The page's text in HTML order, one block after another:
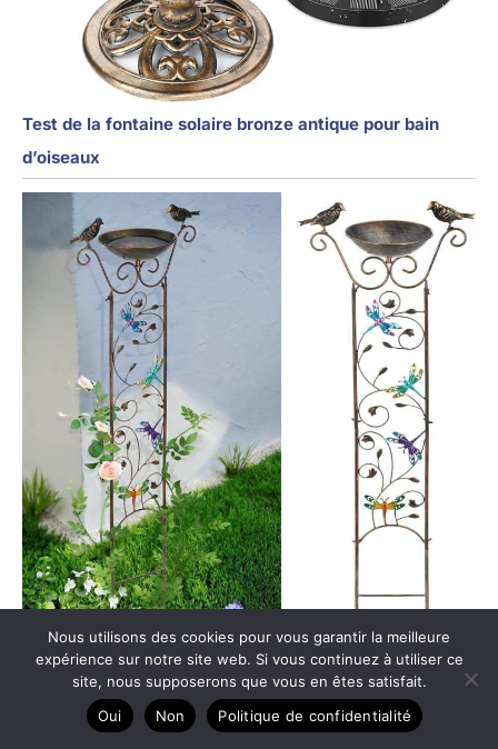
Test de la fontaine solaire bronze antique pour bain
d’oiseaux
Test du bain d’oiseaux avec treillis libellule
Nous utilisons des cookies pour vous garantir la meilleure
expérience sur notre site web. Si vous continuez à utiliser ce
site, nous supposerons que vous en êtes satisfait.
Oui
Non Politique de confidentialité